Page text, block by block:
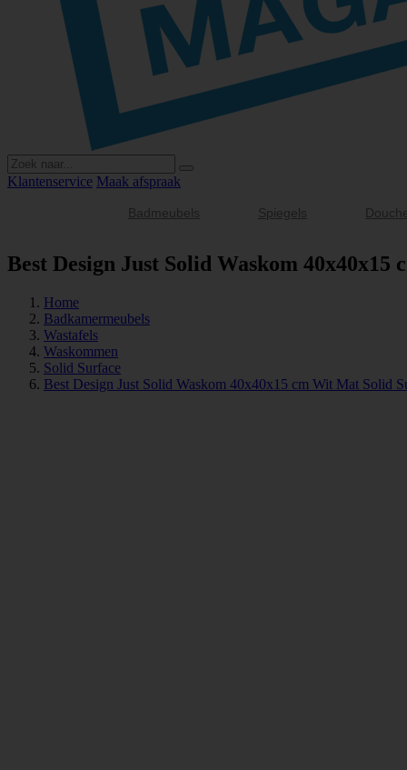
Klantenservice Maak afspraak
Badmeubels Spiegels
Best Design Just Solid Waskom
Home
Badkamermeubels
Wastafels
Waskommen
Solid Surface
Best Design Just Solid Waskom 40x40x15 cm Wit Mat Solid